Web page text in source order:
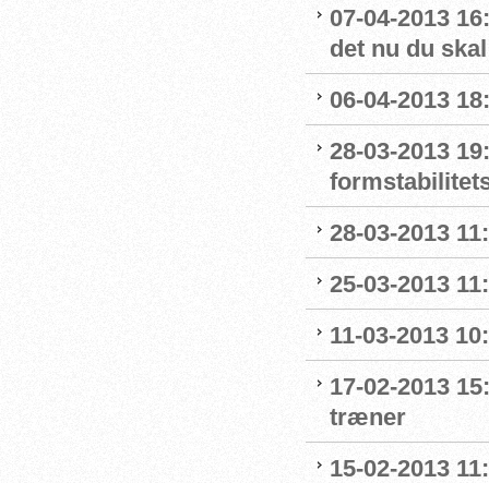
07-04-2013
det nu du
06-04-2013
28-03-2013
28-03-2013
25-03-2013
11-03-2013
17-02-2013
træner
15-02-2013